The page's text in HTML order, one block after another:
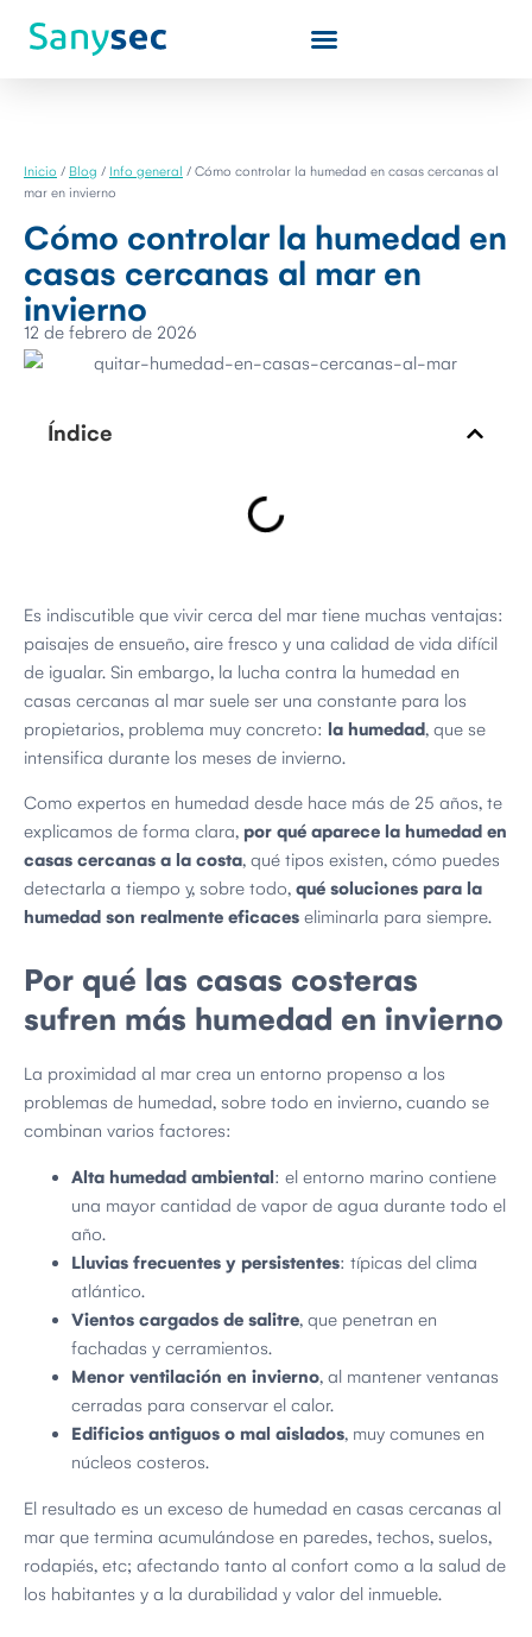
Inicio / Blog / Info general / Cómo controlar la humedad en casas cercanas al
mar en invierno
Cómo controlar la humedad en
casas cercanas al mar en
invierno
12 de febrero de 2026
Índice
Es indiscutible que vivir cerca del mar tiene muchas ventajas:
paisajes de ensueño, aire fresco y una calidad de vida difícil
de igualar. Sin embargo, la lucha contra la humedad en
casas cercanas al mar suele ser una constante para los
propietarios, problema muy concreto: la humedad, que se
intensifica durante los meses de invierno.
Como expertos en humedad desde hace más de 25 años, te
explicamos de forma clara, por qué aparece la humedad en
casas cercanas a la costa, qué tipos existen, cómo puedes
detectarla a tiempo y, sobre todo, qué soluciones para la
humedad son realmente eficaces eliminarla para siempre.
Por qué las casas costeras
sufren más humedad en invierno
La proximidad al mar crea un entorno propenso a los
problemas de humedad, sobre todo en invierno, cuando se
combinan varios factores:
Alta humedad ambiental: el entorno marino contiene
una mayor cantidad de vapor de agua durante todo el
año.
Lluvias frecuentes y persistentes: típicas del clima
atlántico.
Vientos cargados de salitre, que penetran en
fachadas y cerramientos.
Menor ventilación en invierno, al mantener ventanas
cerradas para conservar el calor.
Edificios antiguos o mal aislados, muy comunes en
núcleos costeros.
El resultado es un exceso de humedad en casas cercanas al
mar que termina acumulándose en paredes, techos, suelos,
rodapiés, etc; afectando tanto al confort como a la salud de
los habitantes y a la durabilidad y valor del inmueble.